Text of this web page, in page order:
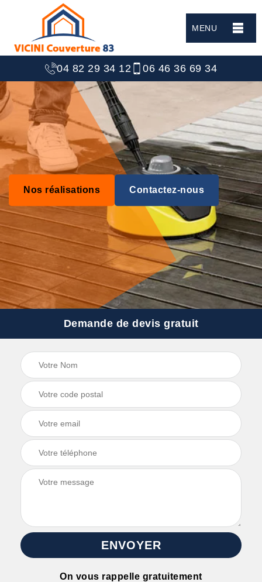
MENU
04 82 29 34 12 06 46 36 69 34
Nos réalisations Contactez-nous
Demande de devis gratuit
On vous rappelle gratuitement